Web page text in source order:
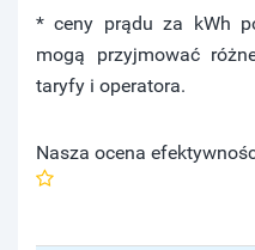
* ceny prądu za kWh
mogą przyjmować
taryfy i operatora.
Nasza ocena